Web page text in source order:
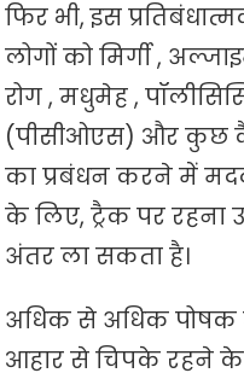
फिर भी, इस
लोगों को मिर्गी ,
रोग , मधुमेह ,
(पीसीओएस) और कुछ
का प्रबंधन करने में
के लिए, ट्रैक पर
अंतर ला सकता है।
अधिक से अधिक पोषक
आहार से चिपके रहने